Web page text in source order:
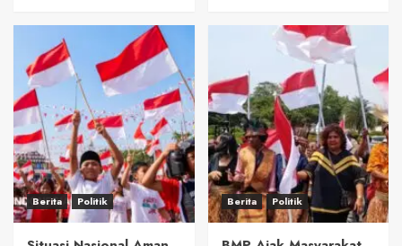
Berita Politik Berita Politik